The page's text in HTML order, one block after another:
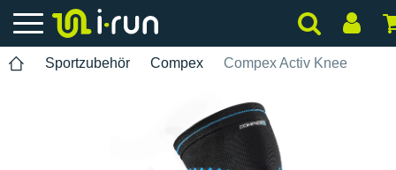
Sportzubehör Compex Compex Activ Knee